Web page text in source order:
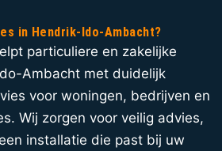
in Hendrik-Ido-Ambacht?
particuliere en zakelijke
Ambacht met duidelijk
voor woningen, bedrijven en
Wij zorgen voor veilig advies,
installatie die past bij uw